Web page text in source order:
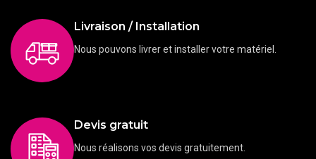
Livraison / Installation
Nous pouvons livrer et installer votre matériel.
Devis gratuit
Nous réalisons vos devis gratuitement.